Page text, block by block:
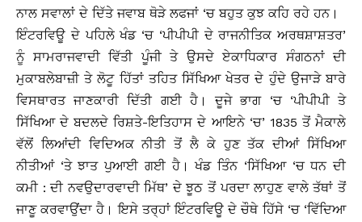
ਨਾਲ ਸਵਾਲਾਂ ਦੇ ਦਿੱਤੇ ਜਵਾਬ ਥੋੜੇ ਲਫਜਾਂ ‘ਚ ਬਹੁਤ ਕੁਝ ਕਹਿ ਰਹੇ ਹਨ।
ਇੰਟਰਵਿਊ ਦੇ ਪਹਿਲੇ ਖੰਡ ‘ਚ ‘ਪੀਪੀਪੀ ਦੇ ਰਾਜਨੀਤਿਕ ਅਰਥਸ਼ਾਸ਼ਤਰ’
ਨੂੰ ਸਾਮਰਾਜਵਾਦੀ ਵਿੱਤੀ ਪੂੰਜੀ ਤੇ ਉਸਦੇ ਏਕਾਧਿਕਾਰ ਸੰਗਠਨਾਂ ਦੀ
ਮੁਕਾਬਲੇਬਾਜ਼ੀ ਤੇ ਲੋਟੂ ਹਿੱਤਾਂ ਤਹਿਤ ਸਿੱਖਿਆ ਖੇਤਰ ਦੇ ਹੁੰਦੇ ਉਜਾੜੇ ਬਾਰੇ
ਵਿਸਥਾਰਤ ਜਾਣਕਾਰੀ ਦਿੱਤੀ ਗਈ ਹੈ। ਦੂਜੇ ਭਾਗ ‘ਚ ‘ਪੀਪੀਪੀ ਤੇ
ਸਿੱਖਿਆ ਦੇ ਬਦਲਦੇ ਰਿਸ਼ਤੇ-ਇਤਿਹਾਸ ਦੇ ਆਇਨੇ ‘ਚ’ 1835 ਤੋਂ ਮੈਕਾਲੇ
ਵੱਲੋਂ ਲਿਆਂਦੀ ਵਿਦਿਅਕ ਨੀਤੀ ਤੋਂ ਲੈ ਕੇ ਹੁਣ ਤੱਕ ਦੀਆਂ ਸਿੱਖਿਆ
ਨੀਤੀਆਂ ‘ਤੇ ਝਾਤ ਪੁਆਈ ਗਈ ਹੈ। ਖੰਡ ਤਿੰਨ ‘ਸਿੱਖਿਆ ‘ਚ ਧਨ ਦੀ
ਕਮੀ : ਦੀ ਨਵਉਦਾਰਵਾਦੀ ਮਿੱਥ’ ਦੇ ਝੂਠ ਤੋਂ ਪਰਦਾ ਲਾਹੁਣ ਵਾਲੇ ਤੱਥਾਂ ਤੋਂ
ਜਾਣੂ ਕਰਵਾਉਂਦਾ ਹੈ। ਇਸੇ ਤਰ੍ਹਾਂ ਇੰਟਰਵਿਊ ਦੇ ਚੌਥੇ ਹਿੱਸੇ ‘ਚ ‘ਵਿੱਦਿਆ